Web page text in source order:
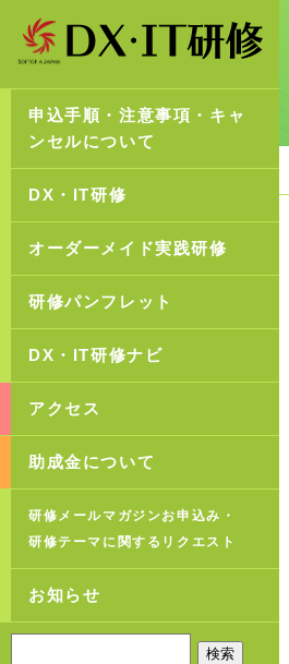
申込手順・注意事項・キャ
ンセルについて
DX・IT研修
オーダーメイド実践研修
研修パンフレット
DX・IT研修ナビ
アクセス
助成金について
研修メールマガジンお申込み・
研修テーマに関するリクエスト
お知らせ